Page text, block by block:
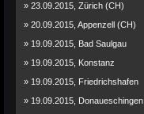
» 23.09.2015, Zürich (CH)
» 20.09.2015, Appenzell (CH)
» 19.09.2015, Bad Saulgau
» 19.09.2015, Konstanz
» 19.09.2015, Friedrichshafen
» 19.09.2015, Donaueschingen